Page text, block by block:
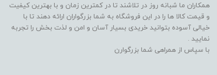
همکاران ما شبانه روز در تلاشند تا در کمترین زمان و با بهترین کیفیت
و قیمت کالا ها را در این فروشگاه به شما بزرگواران ارائه دهند تا با
خیالی آسوده بتوانید خریدی بسیار آسان و امن و لذت بخش را تجربه
نمایید .
با سپاس از همراهی شما بزرگوارن